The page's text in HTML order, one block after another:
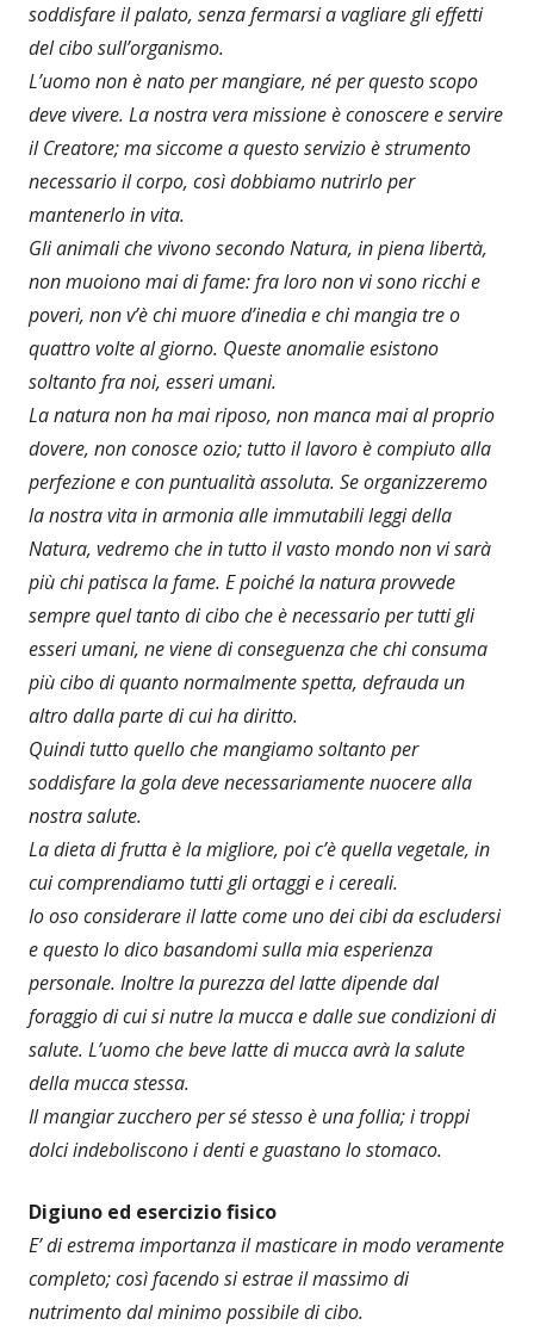
soddisfare il palato, senza fermarsi a vagliare gli effetti
del cibo sull’organismo.
L’uomo non è nato per mangiare, né per questo scopo
deve vivere. La nostra vera missione è conoscere e servire
il Creatore; ma siccome a questo servizio è strumento
necessario il corpo, così dobbiamo nutrirlo per
mantenerlo in vita.
Gli animali che vivono secondo Natura, in piena libertà,
non muoiono mai di fame: fra loro non vi sono ricchi e
poveri, non v’è chi muore d’inedia e chi mangia tre o
quattro volte al giorno. Queste anomalie esistono
soltanto fra noi, esseri umani.
La natura non ha mai riposo, non manca mai al proprio
dovere, non conosce ozio; tutto il lavoro è compiuto alla
perfezione e con puntualità assoluta. Se organizzeremo
la nostra vita in armonia alle immutabili leggi della
Natura, vedremo che in tutto il vasto mondo non vi sarà
più chi patisca la fame. E poiché la natura provvede
sempre quel tanto di cibo che è necessario per tutti gli
esseri umani, ne viene di conseguenza che chi consuma
più cibo di quanto normalmente spetta, defrauda un
altro dalla parte di cui ha diritto.
Quindi tutto quello che mangiamo soltanto per
soddisfare la gola deve necessariamente nuocere alla
nostra salute.
La dieta di frutta è la migliore, poi c’è quella vegetale, in
cui comprendiamo tutti gli ortaggi e i cereali.
Io oso considerare il latte come uno dei cibi da escludersi
e questo lo dico basandomi sulla mia esperienza
personale. Inoltre la purezza del latte dipende dal
foraggio di cui si nutre la mucca e dalle sue condizioni di
salute. L’uomo che beve latte di mucca avrà la salute
della mucca stessa.
Il mangiar zucchero per sé stesso è una follia; i troppi
dolci indeboliscono i denti e guastano lo stomaco.
Digiuno ed esercizio fisico
E’ di estrema importanza il masticare in modo veramente
completo; così facendo si estrae il massimo di
nutrimento dal minimo possibile di cibo.